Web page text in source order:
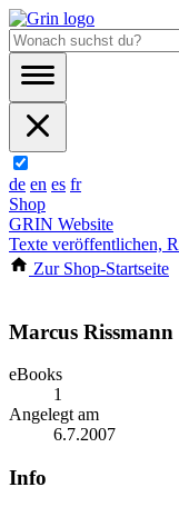
de en es fr
Shop
GRIN Website
Texte veröffentlichen,
Zur Shop-Startseite
Marcus Rissmann
eBooks
1
Angelegt am
6.7.2007
Info